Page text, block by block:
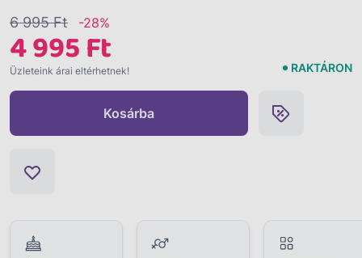
6 995 Ft -28%
4 995 Ft
Üzleteink árai eltérhetnek! RAKTÁRON
Kosárba